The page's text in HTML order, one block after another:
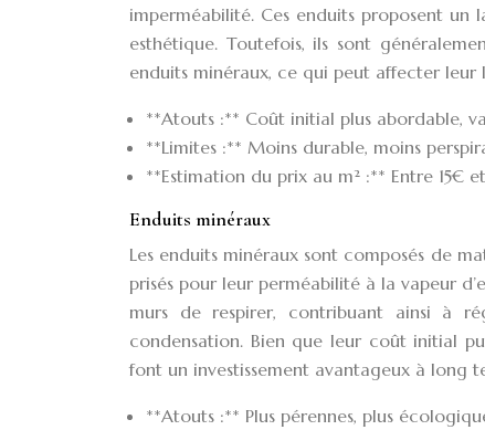
imperméabilité. Ces enduits proposent
esthétique. Toutefois, ils sont
enduits minéraux, ce qui peut affecter
**Atouts :** Coût initial plus abordable,
**Limites :** Moins durable, moins
**Estimation du prix au m² :** Entre 15€
Enduits minéraux
Les enduits minéraux sont composés de
prisés pour leur perméabilité à la vapeur
murs de respirer, contribuant ainsi à
condensation. Bien que leur coût initial
font un investissement avantageux à long
**Atouts :** Plus pérennes, plus